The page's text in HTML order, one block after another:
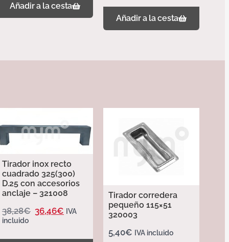
Añadir a la cesta
Añadir a la cesta
Tirador inox recto
cuadrado 325(300)
D.25 con accesorios
anclaje – 321008
38,28€ 36,46€ IVA
incluido
Tirador corredera
pequeño 115×51
320003
5,40€ IVA incluido